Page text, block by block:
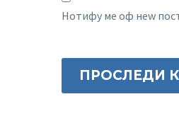
Нотифy ме оф неw
ПРОСЛЕДИ